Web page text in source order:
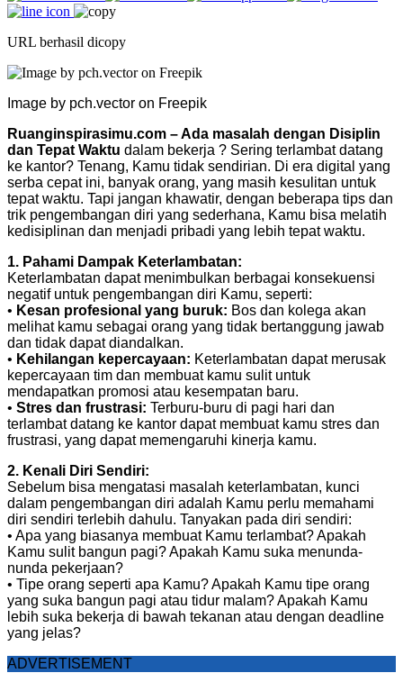
URL berhasil dicopy
Image by pch.vector on Freepik
Ruanginspirasimu.com – Ada masalah dengan Disiplin
dan Tepat Waktu dalam bekerja ? Sering terlambat datang
ke kantor? Tenang, Kamu tidak sendirian. Di era digital yang
serba cepat ini, banyak orang, yang masih kesulitan untuk
tepat waktu. Tapi jangan khawatir, dengan beberapa tips dan
trik pengembangan diri yang sederhana, Kamu bisa melatih
kedisiplinan dan menjadi pribadi yang lebih tepat waktu.
1. Pahami Dampak Keterlambatan:
Keterlambatan dapat menimbulkan berbagai konsekuensi
negatif untuk pengembangan diri Kamu, seperti:
• Kesan profesional yang buruk: Bos dan kolega akan
melihat kamu sebagai orang yang tidak bertanggung jawab
dan tidak dapat diandalkan.
• Kehilangan kepercayaan: Keterlambatan dapat merusak
kepercayaan tim dan membuat kamu sulit untuk
mendapatkan promosi atau kesempatan baru.
• Stres dan frustrasi: Terburu-buru di pagi hari dan
terlambat datang ke kantor dapat membuat kamu stres dan
frustrasi, yang dapat memengaruhi kinerja kamu.
2. Kenali Diri Sendiri:
Sebelum bisa mengatasi masalah keterlambatan, kunci
dalam pengembangan diri adalah Kamu perlu memahami
diri sendiri terlebih dahulu. Tanyakan pada diri sendiri:
• Apa yang biasanya membuat Kamu terlambat? Apakah
Kamu sulit bangun pagi? Apakah Kamu suka menunda-
nunda pekerjaan?
• Tipe orang seperti apa Kamu? Apakah Kamu tipe orang
yang suka bangun pagi atau tidur malam? Apakah Kamu
lebih suka bekerja di bawah tekanan atau dengan deadline
yang jelas?
ADVERTISEMENT